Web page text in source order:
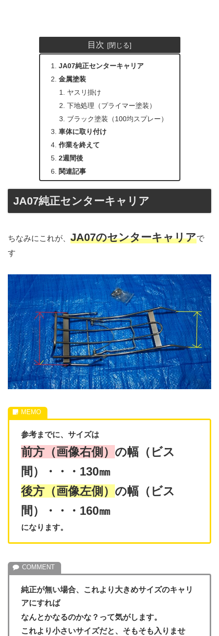
目次
JA07純正センターキャリア
金属塗装
ヤスリ掛け
下地処理（プライマー塗装）
ブラック塗装（100均スプレー）
車体に取り付け
作業を終えて
2週間後
関連記事
JA07純正センターキャリア
ちなみにこれが、 JA07のセンターキャリアで
す
参考までに、サイズは
前方（画像右側） の幅（ビス
間）・・・130㎜
後方（画像左側） の幅（ビス
間）・・・160㎜
になります。
純正が無い場合、これより大きめサイズのキャリ
アにすれば
なんとかなるのかな？って気がします。
これより小さいサイズだと、そもそも入りませ